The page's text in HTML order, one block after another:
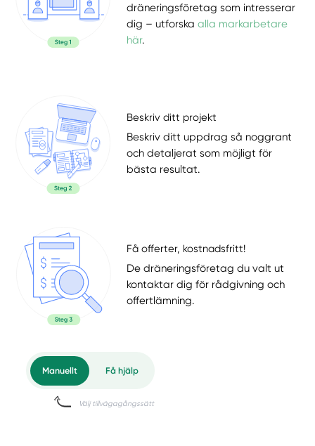
dräneringsföretag som intresserar
dig – utforskaalla markarbetare
här.
Beskriv ditt projekt
Beskriv ditt uppdrag så noggrant
och detaljerat som möjligt för
bästa resultat.
Få offerter, kostnadsfritt!
De dräneringsföretag du valt ut
kontaktar dig för rådgivning och
offertlämning.